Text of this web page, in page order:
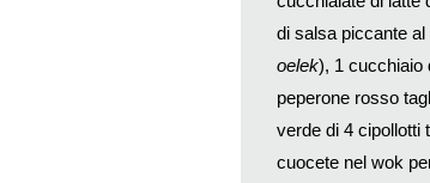
di salsa piccante
oelek), 1 cucchiaio
peperone rosso
verde di 4 cipollotti
cuocete nel wok